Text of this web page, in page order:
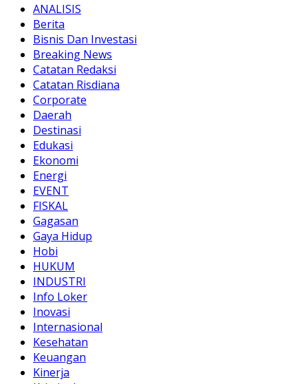
ANALISIS
Berita
Bisnis Dan Investasi
Breaking News
Catatan Redaksi
Catatan Risdiana
Corporate
Daerah
Destinasi
Edukasi
Ekonomi
Energi
EVENT
FISKAL
Gagasan
Gaya Hidup
Hobi
HUKUM
INDUSTRI
Info Loker
Inovasi
Internasional
Kesehatan
Keuangan
Kinerja